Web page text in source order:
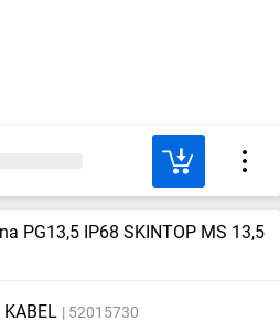
PG13,5 IP68 SKINTOP MS 13,5
KABEL 52015730